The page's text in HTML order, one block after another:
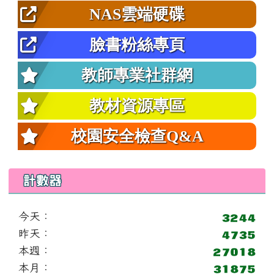
NAS雲端硬碟
臉書粉絲專頁
教師專業社群網
教材資源專區
校園安全檢查Q&A
計數器
今天：
昨天：
本週：
本月：